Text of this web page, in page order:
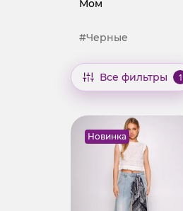
Мом
#Черные
Все фильтры 1
Новинка